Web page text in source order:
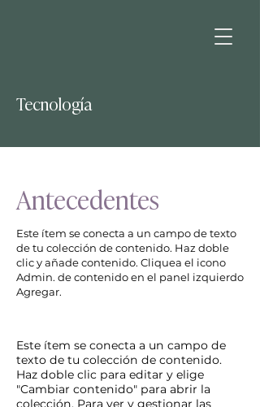
Tecnología
Antecedentes
Este ítem se conecta a un campo de texto
de tu colección de contenido. Haz doble
clic y añade contenido. Cliquea el icono
Admin. de contenido en el panel izquierdo
Agregar.
Este ítem se conecta a un campo de
texto de tu colección de contenido.
Haz doble clic para editar y elige
"Cambiar contenido" para abrir la
colección. Para ver y gestionar las